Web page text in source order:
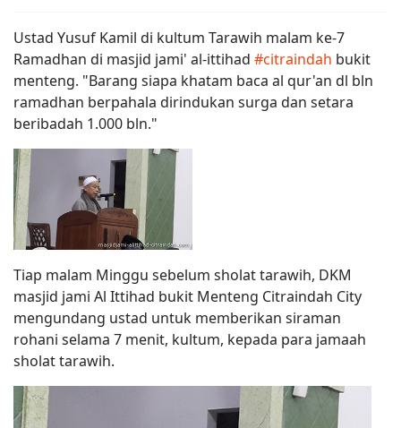
Ustad Yusuf Kamil di kultum Tarawih malam ke-7
Ramadhan di masjid jami' al-ittihad ‪#‎citraindah‬ bukit
menteng. "Barang siapa khatam baca al qur'an dl bln
ramadhan berpahala dirindukan surga dan setara
beribadah 1.000 bln."
Tiap malam Minggu sebelum sholat tarawih, DKM
masjid jami Al Ittihad bukit Menteng Citraindah City
mengundang ustad untuk memberikan siraman
rohani selama 7 menit, kultum, kepada para jamaah
sholat tarawih.